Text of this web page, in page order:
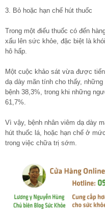
3. Bỏ hoặc hạn chế hút thuốc
Trong một điếu thuốc có đến
xấu lên sức khỏe, đặc biệt là
hô hấp.
Một cuộc khảo sát vừa được
dạ dày mãn tính cho thấy,
bệnh 38,3%, trong khi những
61,7%.
Vì vậy, bệnh nhân viêm dạ dày
hút thuốc lá, hoặc hạn chế ở
trong việc chữa trị sớm.